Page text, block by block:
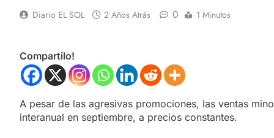
Diario EL SOL 2 Años Atrás 0 1 Minutos
Compartilo!
A pesar de las agresivas promociones, las ventas
interanual en septiembre, a precios constantes.